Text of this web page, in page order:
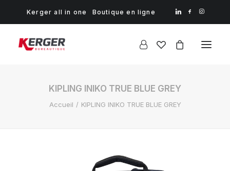
Kerger all in one Boutique en ligne
KIPLING INIKO TRUE BLUE GREY
Accueil KIPLING INIKO TRUE BLUE GREY